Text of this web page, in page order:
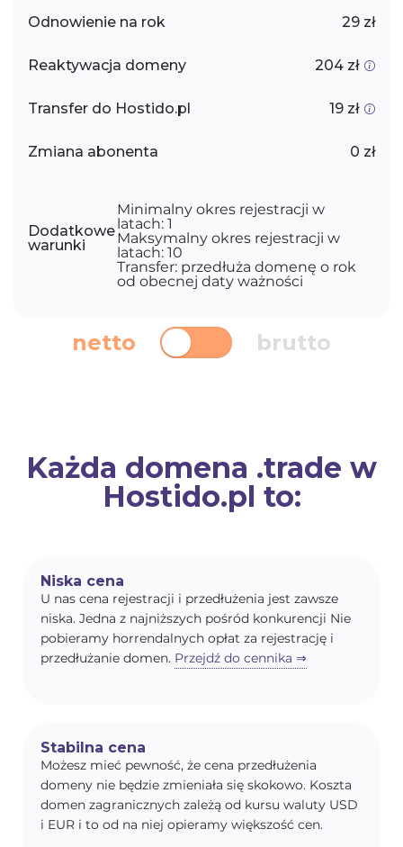
Odnowienie na rok 29 zł
Reaktywacja domeny 204 zł
Transfer do Hostido.pl 19 zł
Zmiana abonenta 0 zł
Dodatkowe
warunki
Minimalny okres rejestracji w
latach: 1
Maksymalny okres rejestracji w
latach: 10
Transfer: przedłuża domenę o rok
od obecnej daty ważności
netto brutto
Każda domena .trade w
Hostido.pl to:
Niska cena
U nas cena rejestracji i przedłużenia jest zawsze
niska. Jedna z najniższych pośród konkurencji Nie
pobieramy horrendalnych opłat za rejestrację i
przedłużanie domen. Przejdź do cennika ⇒
Stabilna cena
Możesz mieć pewność, że cena przedłużenia
domeny nie będzie zmieniała się skokowo. Koszta
domen zagranicznych zależą od kursu waluty USD
i EUR i to od na niej opieramy większość cen.